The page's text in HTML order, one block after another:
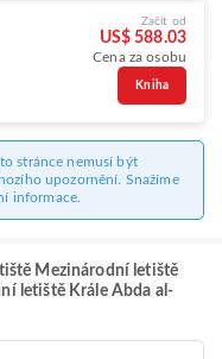
Začít od
US$ 588.03
Cena za osobu
Kniha
stránce nemusí být
upozornění. Snažíme
informace.
Mezinárodní letiště
letiště Krále Abda al-